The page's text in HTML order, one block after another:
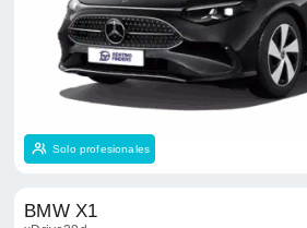
Solo profesionales
BMW X1